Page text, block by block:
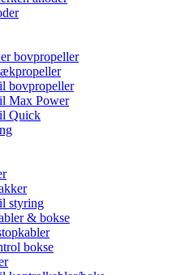
bovpropeller
bovpropeller
Max Power
Quick
styring
& bokse
bokse